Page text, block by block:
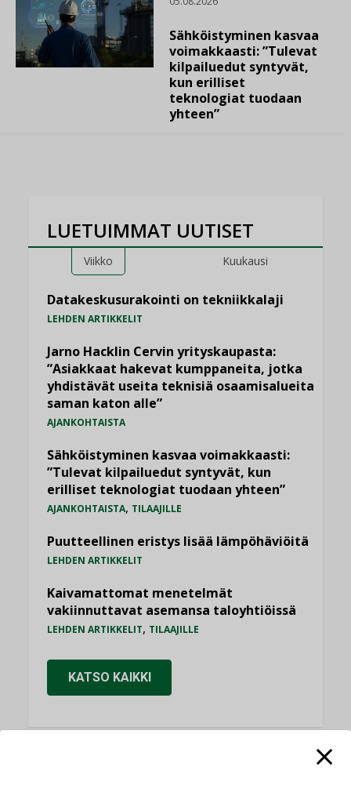
Sähköistyminen kasvaa
voimakkaasti: ”Tulevat
kilpailuedut syntyvät,
kun erilliset
teknologiat tuodaan
yhteen”
LUETUIMMAT UUTISET
Viikko Kuukausi
Datakeskusurakointi on tekniikkalaji
LEHDEN ARTIKKELIT
Jarno Hacklin Cervin yrityskaupasta:
”Asiakkaat hakevat kumppaneita, jotka
yhdistävät useita teknisiä osaamisalueita
saman katon alle”
AJANKOHTAISTA
Sähköistyminen kasvaa voimakkaasti:
”Tulevat kilpailuedut syntyvät, kun
erilliset teknologiat tuodaan yhteen”
AJANKOHTAISTA, TILAAJILLE
Puutteellinen eristys lisää lämpöhäviöitä
LEHDEN ARTIKKELIT
Kaivamattomat menetelmät
vakiinnuttavat asemansa taloyhtiöissä
LEHDEN ARTIKKELIT, TILAAJILLE
KATSO KAIKKI